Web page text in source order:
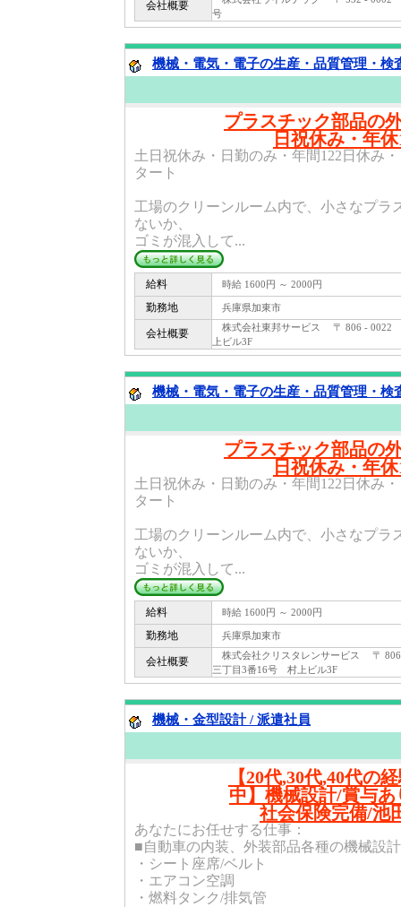
会社概要
号
機械・電気・電子の生産・品質管理・検
プラスチック部品の
日祝休み・年
土日祝休み・日勤のみ・年間122日休み
タート
工場のクリーンルーム内で、小さなプラ
ないか、
ゴミが混入して...
給料 時給 1600円 ～ 2000円
勤務地 兵庫県加東市
会社概要
株式会社東邦サービス 〒 806 - 0022
上ビル3F
機械・電気・電子の生産・品質管理・検
プラスチック部品の
日祝休み・年
土日祝休み・日勤のみ・年間122日休み
タート
工場のクリーンルーム内で、小さなプラ
ないか、
ゴミが混入して...
給料 時給 1600円 ～ 2000円
勤務地 兵庫県加東市
会社概要
株式会社クリスタレンサービス 〒
三丁目3番16号 村上ビル3F
機械・金型設計 / 派遣社員
【20代,30代,40代の
中】機械設計/賞与あ
社会保険完備/池
あなたにお任せする仕事：
■自動車の内装、外装部品各種の機械設計
・シート座席/ベルト
・エアコン空調
・燃料タンク/排気管